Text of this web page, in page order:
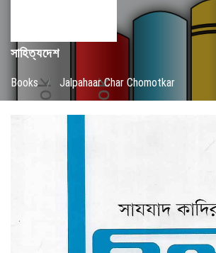
সাহিত্যদেশ
Books / Jalpahaar Char Chomotkar